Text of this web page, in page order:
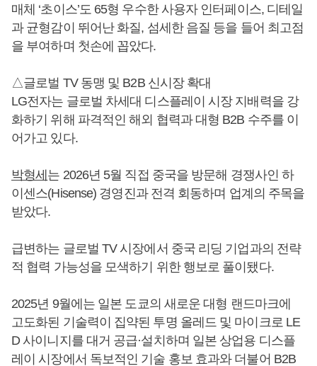
매체 ‘초이스’도 65형 우수한 사용자 인터페이스, 디테일
과 균형감이 뛰어난 화질, 섬세한 음질 등을 들어 최고점
을 부여하며 첫손에 꼽았다.
△글로벌 TV 동맹 및 B2B 신시장 확대
LG전자는 글로벌 차세대 디스플레이 시장 지배력을 강
화하기 위해 파격적인 해외 협력과 대형 B2B 수주를 이
어가고 있다.
박형세 는 2026년 5월 직접 중국을 방문해 경쟁사인 하
이센스(Hisense) 경영진과 전격 회동하며 업계의 주목을
받았다.
급변하는 글로벌 TV 시장에서 중국 리딩 기업과의 전략
적 협력 가능성을 모색하기 위한 행보로 풀이됐다.
2025년 9월에는 일본 도쿄의 새로운 대형 랜드마크에
고도화된 기술력이 집약된 투명 올레드 및 마이크로 LE
D 사이니지를 대거 공급·설치하며 일본 상업용 디스플
레이 시장에서 독보적인 기술 홍보 효과와 더불어 B2B